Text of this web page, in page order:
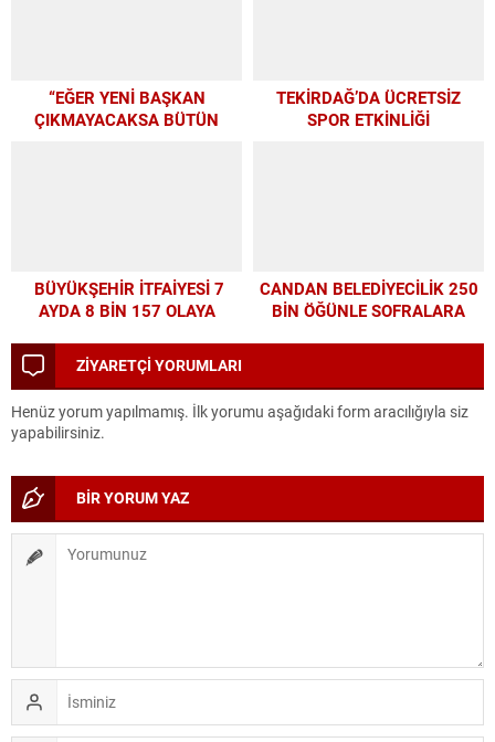
“EĞER YENİ BAŞKAN
ÇIKMAYACAKSA BÜTÜN
TEKİRDAĞ’DA ÜCRETSİZ
SPOR ETKİNLİĞİ
BÜYÜKŞEHİR İTFAİYESİ 7
AYDA 8 BİN 157 OLAYA
CANDAN BELEDİYECİLİK 250
BİN ÖĞÜNLE SOFRALARA
ZİYARETÇİ YORUMLARI
Henüz yorum yapılmamış. İlk yorumu aşağıdaki form aracılığıyla siz
yapabilirsiniz.
BİR YORUM YAZ